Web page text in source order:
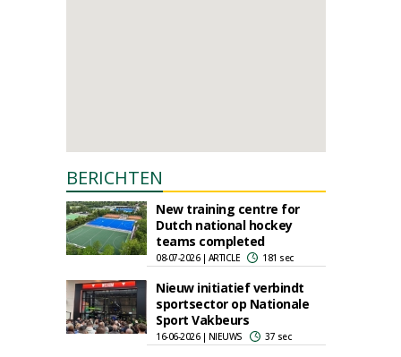
BERICHTEN
New training centre for
Dutch national hockey
teams completed
08-07-2026 | ARTICLE 181 sec
Nieuw initiatief verbindt
sportsector op Nationale
Sport Vakbeurs
16-06-2026 | NIEUWS 37 sec